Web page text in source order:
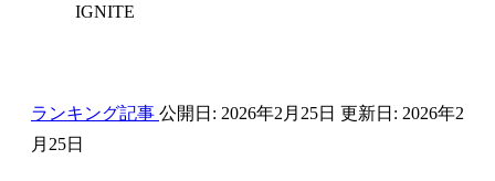
IGNITE
ランキング記事 公開日: 2026年2月25日 更新日: 2026年2
月25日